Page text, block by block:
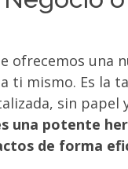
ofrecemos una
ti mismo. Es la
sin papel
una potente
de forma